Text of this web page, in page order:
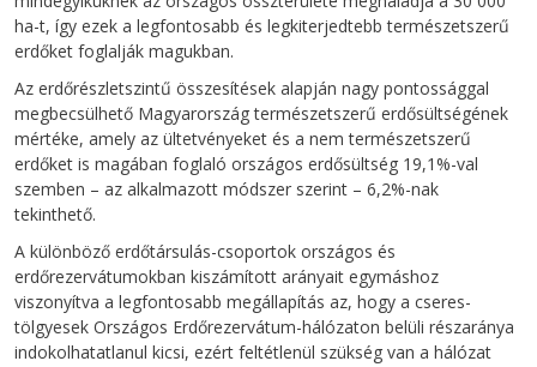
ha-t, így ezek a legfontosabb és legkiterjedtebb természetszerű
erdőket foglalják magukban.
Az erdőrészletszintű összesítések alapján nagy pontossággal
megbecsülhető Magyarország természetszerű erdősültségének
mértéke, amely az ültetvényeket és a nem természetszerű
erdőket is magában foglaló országos erdősültség 19,1%-val
szemben – az alkalmazott módszer szerint – 6,2%-nak
tekinthető.
A különböző erdőtársulás-csoportok országos és
erdőrezervátumokban kiszámított arányait egymáshoz
viszonyítva a legfontosabb megállapítás az, hogy a cseres-
tölgyesek Országos Erdőrezervátum-hálózaton belüli részaránya
indokolhatatlanul kicsi, ezért feltétlenül szükség van a hálózat